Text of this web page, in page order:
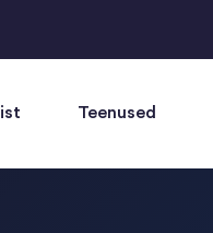
Teenused